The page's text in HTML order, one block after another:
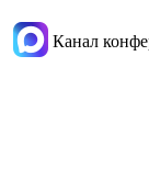
Канал